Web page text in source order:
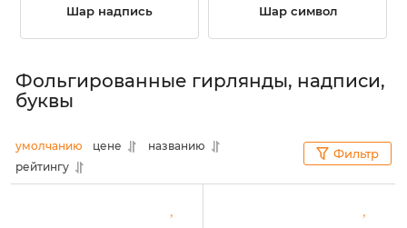
Шар надпись Шар символ
Фольгированные гирлянды, надписи,
буквы
умолчанию цене
названию
рейтингу
Фильтр